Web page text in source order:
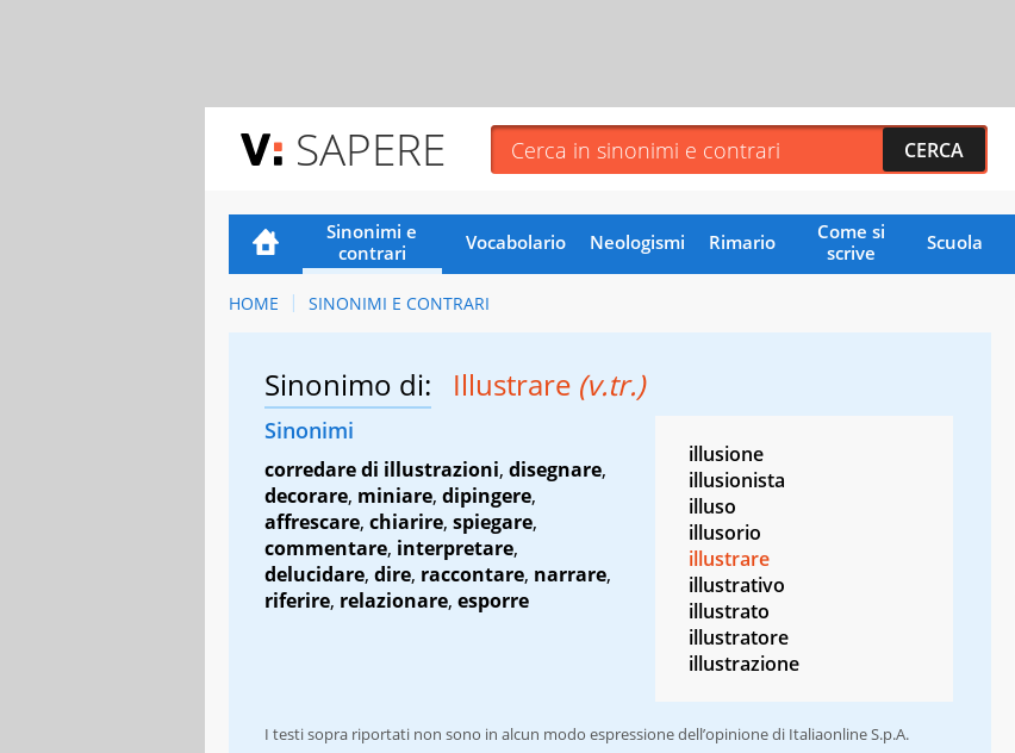
SAPERE
Sinonimi e
contrari
Vocabolario Neologismi Rimario
Come si
scrive
Scuola
HOME SINONIMI E CONTRARI
Sinonimo di: Illustrare (v.tr.)
Sinonimi
corredare di illustrazioni, disegnare,
decorare, miniare, dipingere,
affrescare, chiarire, spiegare,
commentare, interpretare,
delucidare, dire, raccontare, narrare,
riferire, relazionare, esporre
illusione
illusionista
illuso
illusorio
illustrare
illustrativo
illustrato
illustratore
illustrazione
I testi sopra riportati non sono in alcun modo espressione dell’opinione di Italiaonline S.p.A.